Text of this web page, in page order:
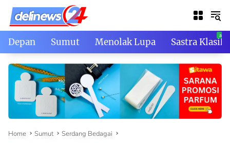
Skip
content
Depan Sumut Menolak Lupa Sastra Klasik
Home Sumut Serdang Bedagai